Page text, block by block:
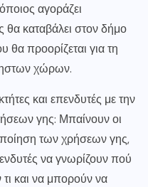
αγοράζει
θα καταβάλει στον δήμο
θα προορίζεται για τη
χώρων.
και επενδυτές με την
γης: Μπαίνουν οι
των χρήσεων γης,
να γνωρίζουν πού
και να μπορούν να